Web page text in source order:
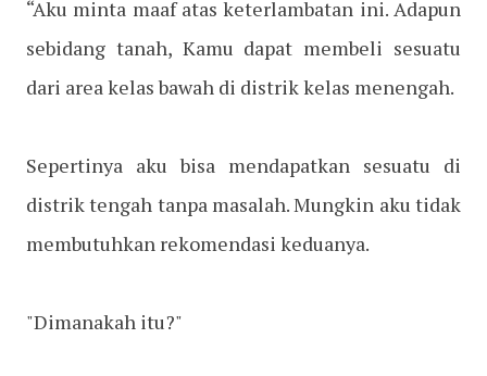
“Aku minta maaf atas keterlambatan ini. Adapun
sebidang tanah, Kamu dapat membeli sesuatu
dari area kelas bawah di distrik kelas menengah.
Sepertinya aku bisa mendapatkan sesuatu di
distrik tengah tanpa masalah. Mungkin aku tidak
membutuhkan rekomendasi keduanya.
"Dimanakah itu?"